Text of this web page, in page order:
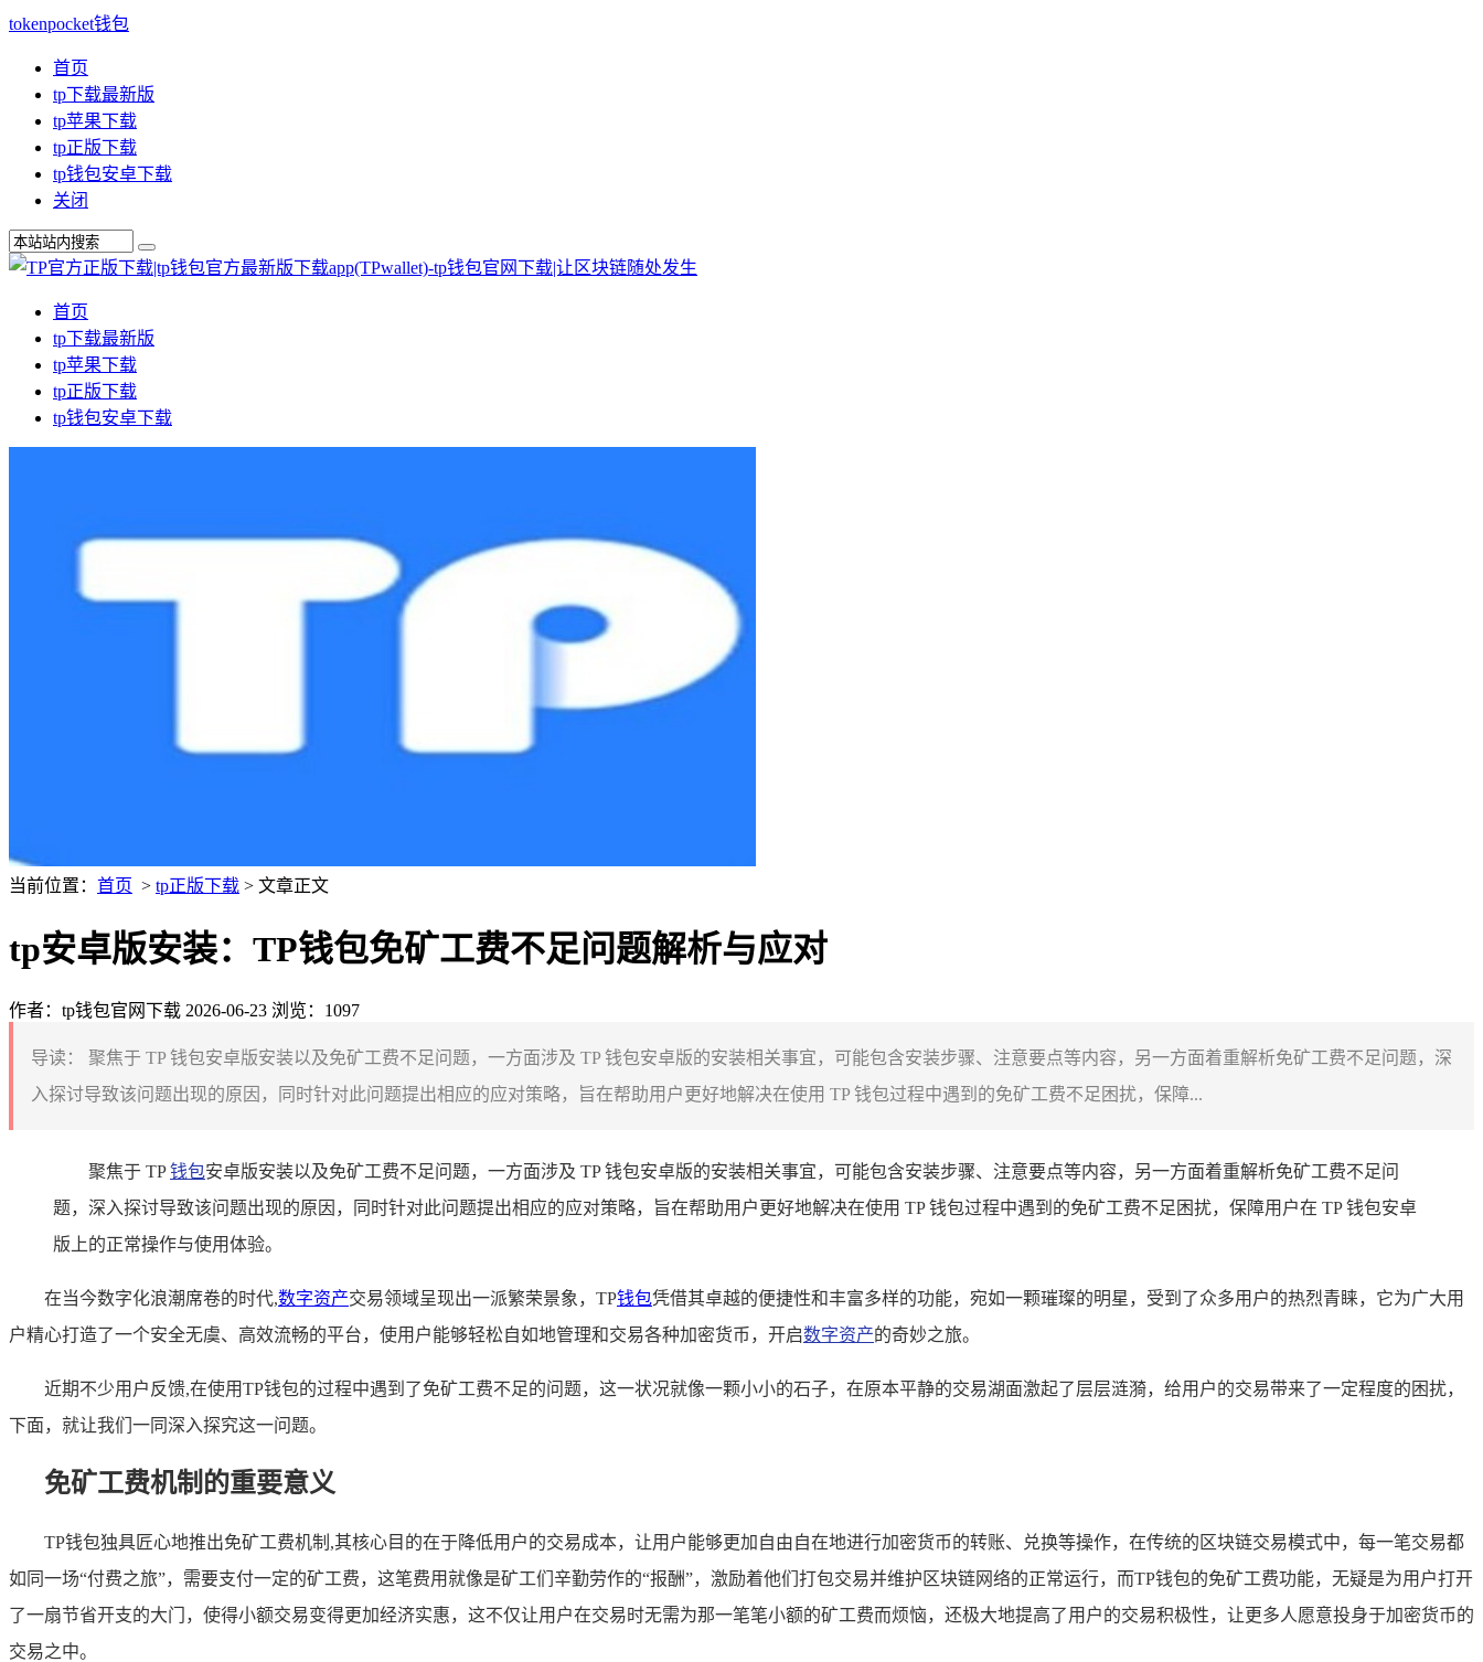
tokenpocket钱包
首页
tp下载最新版
tp苹果下载
tp正版下载
tp钱包安卓下载
关闭
首页
tp下载最新版
tp苹果下载
tp正版下载
tp钱包安卓下载
当前位置： 首页 > tp正版下载 > 文章正文
tp安卓版安装：TP钱包免矿工费不足问题解析与应对
作者：tp钱包官网下载 2026-06-23 浏览：1097
导读：
聚焦于 TP 钱包安卓版安装以及免矿工费不足问题，一方面涉及 TP 钱包安卓版的安装相关事宜，可能包含安装步骤、注意要点等内容，另一方面着重解析免矿工费不足问题，深
入探讨导致该问题出现的原因，同时针对此问题提出相应的应对策略，旨在帮助用户更好地解决在使用 TP 钱包过程中遇到的免矿工费不足困扰，保障...
聚焦于 TP钱包安卓版安装以及免矿工费不足问题，一方面涉及 TP 钱包安卓版的安装相关事宜，可能包含安装步骤、注意要点等内容，另一方面着重解析免矿工费不足问
题，深入探讨导致该问题出现的原因，同时针对此问题提出相应的应对策略，旨在帮助用户更好地解决在使用 TP 钱包过程中遇到的免矿工费不足困扰，保障用户在 TP 钱包安卓
版上的正常操作与使用体验。
在当今数字化浪潮席卷的时代,数字资产交易领域呈现出一派繁荣景象，TP钱包凭借其卓越的便捷性和丰富多样的功能，宛如一颗璀璨的明星，受到了众多用户的热烈青睐，它为广大用
户精心打造了一个安全无虞、高效流畅的平台，使用户能够轻松自如地管理和交易各种加密货币，开启数字资产的奇妙之旅。
近期不少用户反馈,在使用TP钱包的过程中遇到了免矿工费不足的问题，这一状况就像一颗小小的石子，在原本平静的交易湖面激起了层层涟漪，给用户的交易带来了一定程度的困扰，
下面，就让我们一同深入探究这一问题。
免矿工费机制的重要意义
TP钱包独具匠心地推出免矿工费机制,其核心目的在于降低用户的交易成本，让用户能够更加自由自在地进行加密货币的转账、兑换等操作，在传统的区块链交易模式中，每一笔交易都
如同一场“付费之旅”，需要支付一定的矿工费，这笔费用就像是矿工们辛勤劳作的“报酬”，激励着他们打包交易并维护区块链网络的正常运行，而TP钱包的免矿工费功能，无疑是为用户打开
了一扇节省开支的大门，使得小额交易变得更加经济实惠，这不仅让用户在交易时无需为那一笔笔小额的矿工费而烦恼，还极大地提高了用户的交易积极性，让更多人愿意投身于加密货币的
交易之中。